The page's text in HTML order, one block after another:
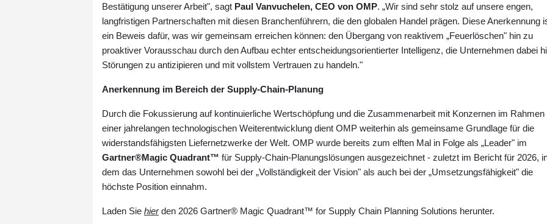
Bestätigung unserer Arbeit", sagt Paul Vanvuchelen, CEO von OMP. „Wir sind sehr stolz auf unsere engen,
langfristigen Partnerschaften mit diesen Branchenführern, die den globalen Handel prägen. Diese Anerkennung
ein Beweis dafür, was wir gemeinsam erreichen können: den Übergang von reaktivem „Feuerlöschen" hin zu
proaktiver Vorausschau durch den Aufbau echter entscheidungsorientierter Intelligenz, die Unternehmen dabei
Störungen zu antizipieren und mit vollstem Vertrauen zu handeln."
Anerkennung im Bereich der Supply-Chain-Planung
Durch die Fokussierung auf kontinuierliche Wertschöpfung und die Zusammenarbeit mit Konzernen im Rahmen
einer jahrelangen technologischen Weiterentwicklung dient OMP weiterhin als gemeinsame Grundlage für die
widerstandsfähigsten Liefernetzwerke der Welt. OMP wurde bereits zum elften Mal in Folge als „Leader" im
Gartner®Magic Quadrant™ für Supply-Chain-Planungslösungen ausgezeichnet - zuletzt im Bericht für 2026,
dem das Unternehmen sowohl bei der „Vollständigkeit der Vision" als auch bei der „Umsetzungsfähigkeit" die
höchste Position einnahm.
Laden Sie hierden 2026 Gartner® Magic Quadrant™ for Supply Chain Planning Solutions herunter.